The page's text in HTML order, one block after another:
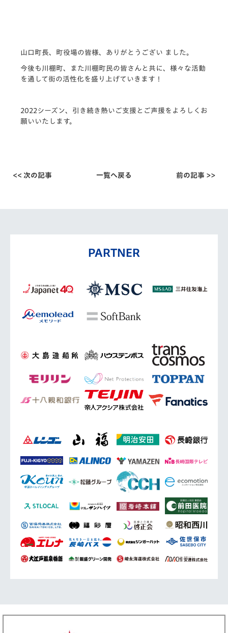
山口町長、町役場の皆様、ありがとうござい ました。
今後も川棚町、また川棚町民の皆さんと共に、様々な活動
を通して街の活性化を盛り上げていきます！
2022シーズン、引き続き熱いご支援とご声援をよろしくお
願いいたします。
<< 次の記事 一覧へ戻る 前の記事 >>
PARTNER